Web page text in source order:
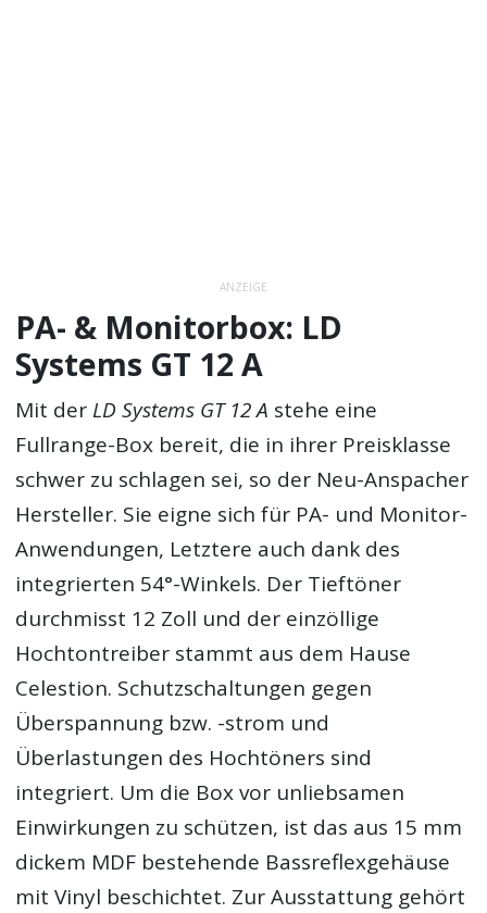
ANZEIGE
PA- & Monitorbox: LD
Systems GT 12 A
Mit der LD Systems GT 12 A stehe eine
Fullrange-Box bereit, die in ihrer Preisklasse
schwer zu schlagen sei, so der Neu-Anspacher
Hersteller. Sie eigne sich für PA- und Monitor-
Anwendungen, Letztere auch dank des
integrierten 54°-Winkels. Der Tieftöner
durchmisst 12 Zoll und der einzöllige
Hochtontreiber stammt aus dem Hause
Celestion. Schutzschaltungen gegen
Überspannung bzw. -strom und
Überlastungen des Hochtöners sind
integriert. Um die Box vor unliebsamen
Einwirkungen zu schützen, ist das aus 15 mm
dickem MDF bestehende Bassreflexgehäuse
mit Vinyl beschichtet. Zur Ausstattung gehört